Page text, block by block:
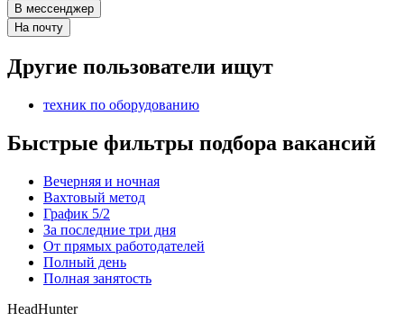
В мессенджер
На почту
Другие пользователи ищут
техник по оборудованию
Быстрые фильтры подбора вакансий
Вечерняя и ночная
Вахтовый метод
График 5/2
За последние три дня
От прямых работодателей
Полный день
Полная занятость
HeadHunter